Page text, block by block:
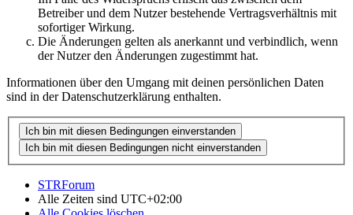
Betreiber und dem Nutzer bestehende Vertragsverhältnis mit
sofortiger Wirkung.
Die Änderungen gelten als anerkannt und verbindlich, wenn
der Nutzer den Änderungen zugestimmt hat.
Informationen über den Umgang mit deinen persönlichen Daten
sind in der Datenschutzerklärung enthalten.
STRForum
Alle Zeiten sind UTC+02:00